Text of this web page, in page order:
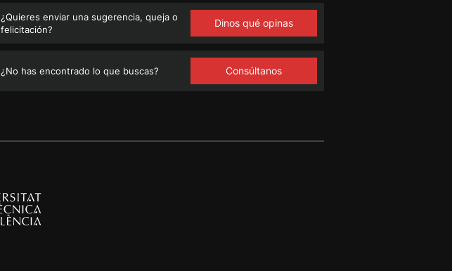
¿Quieres enviar una sugerencia, queja o
felicitación?
Dinos qué opinas
¿No has encontrado lo que buscas? Consúltanos